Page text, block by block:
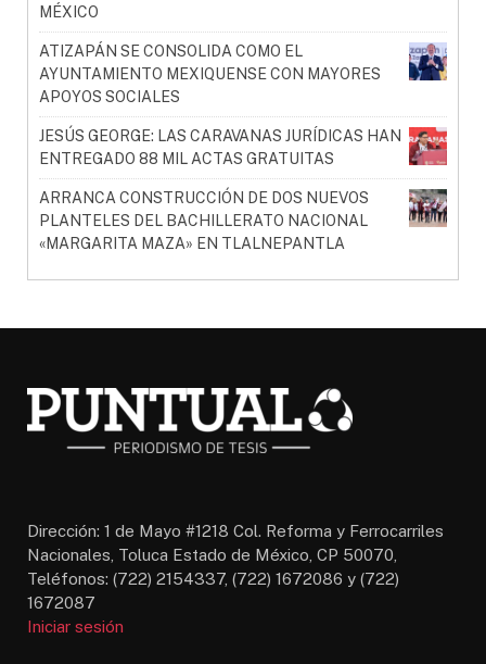
MÉXICO
ATIZAPÁN SE CONSOLIDA COMO EL
AYUNTAMIENTO MEXIQUENSE CON MAYORES
APOYOS SOCIALES
JESÚS GEORGE: LAS CARAVANAS JURÍDICAS HAN
ENTREGADO 88 MIL ACTAS GRATUITAS
ARRANCA CONSTRUCCIÓN DE DOS NUEVOS
PLANTELES DEL BACHILLERATO NACIONAL
«MARGARITA MAZA» EN TLALNEPANTLA
Dirección: 1 de Mayo #1218 Col. Reforma y Ferrocarriles
Nacionales, Toluca Estado de México, CP 50070,
Teléfonos: (722) 2154337, (722) 1672086 y (722)
1672087
Iniciar sesión